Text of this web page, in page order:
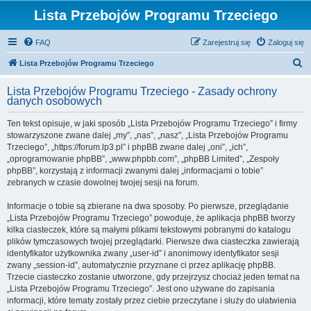
Lista Przebojów Programu Trzeciego
FAQ Zaloguj się
Zarejestruj się
Lista Przebojów Programu Trzeciego
k
Lista Przebojów Programu Trzeciego - Zasady ochrony
danych osobowych
Ten tekst opisuje, w jaki sposób „Lista Przebojów Programu Trzeciego” i firmy
stowarzyszone zwane dalej „my”, „nas”, „nasz”, „Lista Przebojów Programu
Trzeciego”, „https://forum.lp3.pl” i phpBB zwane dalej „oni”, „ich”,
„oprogramowanie phpBB”, „www.phpbb.com”, „phpBB Limited”, „Zespoły
phpBB”, korzystają z informacji zwanymi dalej „informacjami o tobie”
zebranych w czasie dowolnej twojej sesji na forum.
Informacje o tobie są zbierane na dwa sposoby. Po pierwsze, przeglądanie
„Lista Przebojów Programu Trzeciego” powoduje, że aplikacja phpBB tworzy
kilka ciasteczek, które są małymi plikami tekstowymi pobranymi do katalogu
plików tymczasowych twojej przeglądarki. Pierwsze dwa ciasteczka zawierają
identyfikator użytkownika zwany „user-id” i anonimowy identyfikator sesji
zwany „session-id”, automatycznie przyznane ci przez aplikację phpBB.
Trzecie ciasteczko zostanie utworzone, gdy przejrzysz chociaż jeden temat na
„Lista Przebojów Programu Trzeciego”. Jest ono używane do zapisania
informacji, które tematy zostały przez ciebie przeczytane i służy do ułatwienia